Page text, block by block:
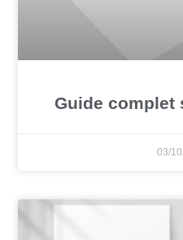
Guide complet
03/